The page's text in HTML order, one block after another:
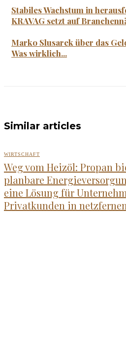
Stabiles Wachstum in
KRAVAG setzt auf
Marko Slusarek über das
Was wirklich...
Similar articles
WIRTSCHAFT
Weg vom Heizöl: Propan
planbare
eine Lösung für
Privatkunden in